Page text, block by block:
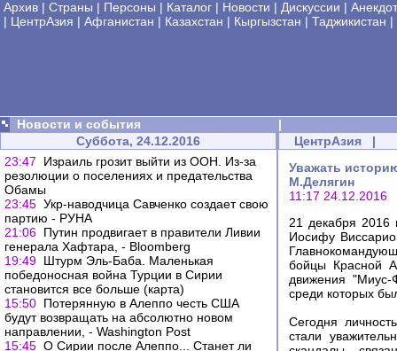
Архив | Страны | Персоны | Каталог | Новости | Дискуссии |
| ЦентрАзия | Афганистан | Казахстан | Кыргызстан | Таджикистан |
Новости и события
|
Суббота, 24.12.2016
23:47
Израиль грозит выйти из ООН. Из-за
резолюции о поселениях и предательства
Обамы
23:45 Укр-наводчица Савченко создает свою
партию - РУНА
21:06 Путин продвигает в правители Ливии
генерала Хафтара, - Bloomberg
19:49 Штурм Эль-Баба. Маленькая
победоносная война Турции в Сирии
становится все больше (карта)
15:50 Потерянную в Алеппо честь США
будут возвращать на абсолютно новом
направлении, - Washington Post
15:45 О Сирии после Алеппо... Станет ли
ЦентрАзия |
Уважать
М.Делягин
11:17 24.12.2016
21 декабря 2016
Иосифу
бойцы Красной
движения "Миус-
среди которых
Сегодня
стали